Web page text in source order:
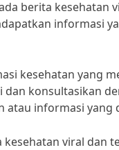
berita kesehatan
informasi
kesehatan yang
konsultasikan
atau informasi yang
viral dan